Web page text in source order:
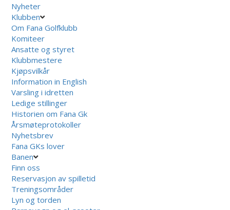
Nyheter
Klubben
Om Fana Golfklubb
Komiteer
Ansatte og styret
Klubbmestere
Kjøpsvilkår
Information in English
Varsling i idretten
Ledige stillinger
Historien om Fana Gk
Årsmøteprotokoller
Nyhetsbrev
Fana GKs lover
Banen
Finn oss
Reservasjon av spilletid
Treningsområder
Lyn og torden